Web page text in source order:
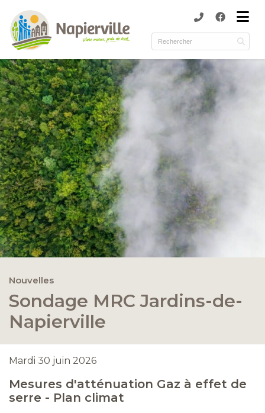
(Municipalité )
(Services )
(Culture et loisirs )
(Environnement )
Nouvelles
Sondage MRC Jardins-de-
Napierville
Mardi 30 juin 2026
Mesures d'atténuation Gaz à effet de
serre - Plan climat